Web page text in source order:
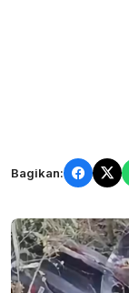
Bagikan: